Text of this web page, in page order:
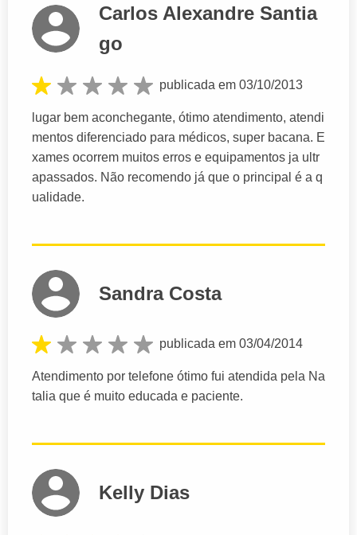
Carlos Alexandre Santia
go
publicada em 03/10/2013
lugar bem aconchegante, ótimo atendimento, atendi
mentos diferenciado para médicos, super bacana. E
xames ocorrem muitos erros e equipamentos ja ultr
apassados. Não recomendo já que o principal é a q
ualidade.
Sandra Costa
publicada em 03/04/2014
Atendimento por telefone ótimo fui atendida pela Na
talia que é muito educada e paciente.
Kelly Dias